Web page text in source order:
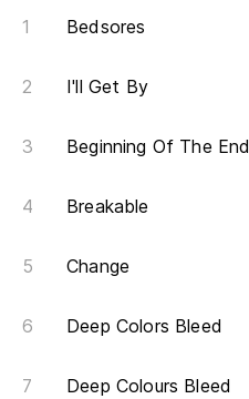
Bedsores
I'll Get By
Beginning Of The End
Breakable
Change
Deep Colors Bleed
Deep Colours Bleed